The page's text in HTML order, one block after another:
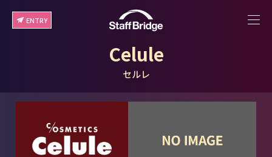
ENTRY
Celule
セルレ